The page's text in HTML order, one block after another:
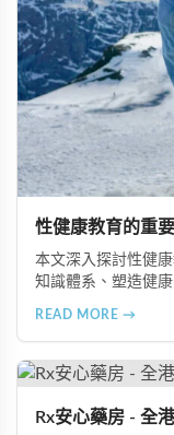
性健康教育的重
本文深入探討性健
知識體系、塑造健
READ MORE →
Rx安心藥房 - 全